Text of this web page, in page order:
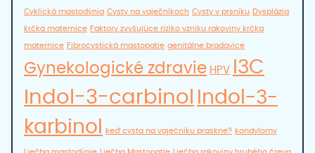
Cyklická mastodýnia Cysty na vaječníkoch Cysty v prsníku Dysplázia
krčka maternice Faktory zvyšujúce riziko vzniku rakoviny krčka
maternice Fibrocystická mastopatie genitálne bradavice
Gynekologické zdravie HPV I3C
Indol-3-carbinol
Indol-3-
karbinol
keď cysta na vaječníku praskne? kondylomy